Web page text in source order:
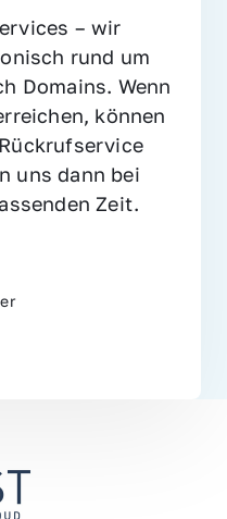
– wir
rund um
Domains. Wenn
können
uns dann bei
Zeit.